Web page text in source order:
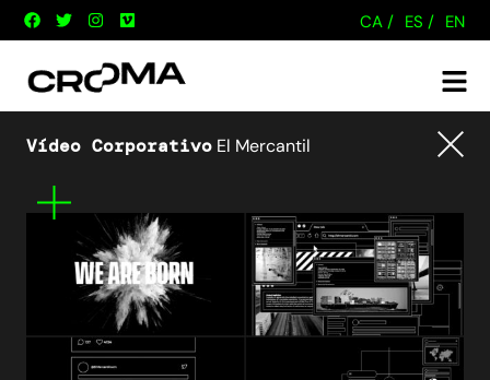
CA / ES / EN
Vídeo Corporativo El Mercantil
informació